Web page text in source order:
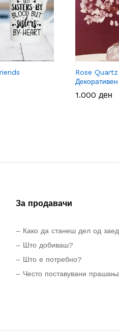
Rose
1.000 ден
1.000 ден
За продавачи
– Како да станеш дел од
– Што добиваш?
– Што е потребно?
– Често поставувани